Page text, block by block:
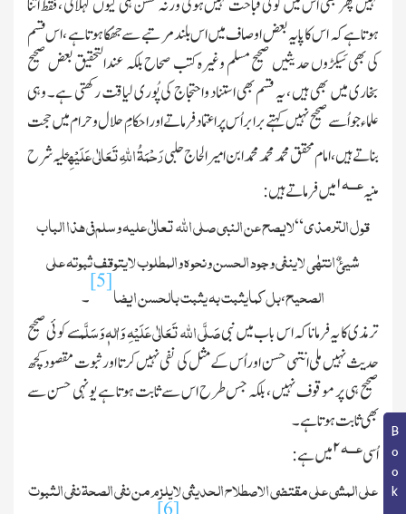
نہیں پھر بھی اس میں کوئی قباحت نہیں ہوتی ورنہ حَسن ہی کیوں کہلاتی ، فقط اتنا
ہوتا ہے کہ اس کا پایہ بعض اوصاف میں اس بلند مرتبے سے جھُکا ہوتا ہے ، اس قسم
کی بھی سَیکڑوں حدیثیں صحیح مسلم وغیرہ کتب صحاح بلکہ عندالتحقیق بعض صحیح
بخاری میں بھی ہیں ، یہ قسم بھی استناد واحتجاج کی پُوری لیاقت رکھتی ہے۔ وہی
علماء جو اُسے صحیح نہیں کہتے برابر اُس پر اعتماد فرماتے اور احکامِ حلال وحرام میں حجت
بناتے ہیں ، امام محقق محمد محمد محمد ابن امیرالحاج حلبیرَحْمَۃُ اللہِ تَعَالٰی عَلَیْہِحلیہ شرح
منیہعـــہ۱میں فرماتے ہیں :
قول الترمذی“لایصح عن النبی صلی الله تعالٰی علیہ وسلم فی ھذا الباب
شیئٌ انتھٰی لاینفی وجود الحسن ونحوہ والمطلوب لایتوقف ثبوتہ علی
الصحیح،بل کمایثبت بہ یثبت بالحسن ایضا[5]
۔
ترمذی کا یہ فرمانا کہ اس باب میں نبیصَلَّی اللہ تَعَالٰی عَلَیْہِ وَاٰلہٖ وَسَلَّمسے کوئی صحیح
حدیث نہیں ملی انتہی حسن اور اُس کے مثل کی نفی نہیں کرتا اور ثبوت مقصود کچھ
صحیح ہی پر موقوف نہیں ، بلکہ جس طرح اس سے ثابت ہوتا ہے یونہی حسن سے
بھی ثابت ہوتا ہے۔
اُسیعـــہ۲میں ہے :
علی المشی علی مقتضی الاصطلاح الحدیثی لایلزم من نفی الصحۃ نفی الثبوت